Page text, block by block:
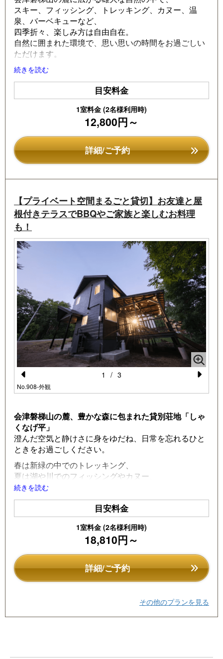
e
vi
o
u
s
スキー、フィッシング、トレッキング、カヌー、温
泉、バーベキューなど、
四季折々、楽しみ方は自由自在。
自然に囲まれた環境で、思い思いの時間をお過ごしい
ただけます。
ご滞在中の大切なひととき。ご家族やご友人、パート
ナーとの旅の思い出を、
ぜひ写真に残し、多くの方と共有してみませんか。
棟内には「あなたの旅の思い出をおしえてください」
というアンケートをご用意しております。
ぜひご宿泊の感想や旅のエピソードをお聞かせいただ
けましたら幸いです。
皆さまの声が、これからご利用いただくお客様への大
切な参考になります。
・1棟まるごと貸切で、完全プライベートなご滞在
・雄大な大自然の中で多彩なアクティビティができ
る！
・入室時にはすでに冷暖房を入れ快適温度をキープ！
・うれしい朝食無料サービス付き
続きを読む
目安料金
1室料金 (2名様利用時)
12,800円～
詳細/ご予約
Pr
vi
o
u
s
No.908-外観
xt
1 / 3
【プライベート空間まるごと貸切】お友達と屋
根付きテラスでBBQやご家族と楽しむお料理
も！
会津磐梯山の麓、豊かな森に包まれた貸別荘地「しゃ
くなげ平」
澄んだ空気と静けさに身をゆだね、日常を忘れるひと
ときをお過ごしください。
春は新緑の中でのトレッキング、
夏は湖や川でのフィッシングやカヌー、
秋は色づく山々を眺めながらの散策、
冬はスキーや雪景色を楽しむ贅沢な時間。
四季折々、自然とともに過ごす楽しみがここにはあり
ます。
大自然のエネルギーを感じながら、
大切な人たちと心に残るひとときを――。
次の旅先は、しゃくなげ平のコテージで決まりです。
★ここが嬉しい！しゃくなげ平貸別荘地の魅力★
・雄大な大自然の中で多彩なアクティビティができ
る！
続きを読む
目安料金
1室料金 (2名様利用時)
18,810円～
詳細/ご予約
その他のプランを見る